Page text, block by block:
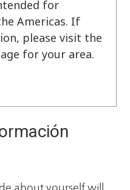
for
Americas. If
please visit the
for your area.